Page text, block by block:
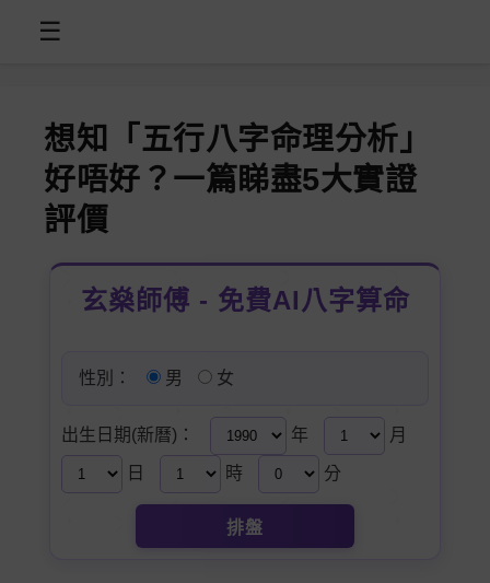
☰
想知「五行八字命理分析」
好唔好？一篇睇盡5大實證
評價
玄燊師傅 - 免費AI八字算命
性別： 男 女
出生日期(新曆)： 年 月
日 時 分
排盤